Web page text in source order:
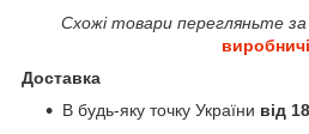
Схожі товари перегляньте
виробничі
Доставка
В будь-яку точку України від